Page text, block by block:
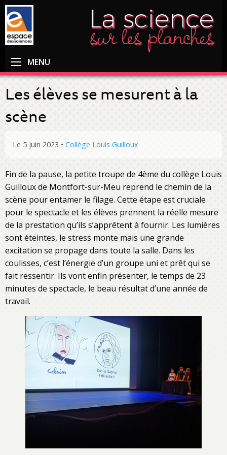
MENU
Les élèves se mesurent à la
scène
Le 5 juin 2023 • Collège Louis Guilloux
Fin de la pause, la petite troupe de 4ème du collège Louis
Guilloux de Montfort-sur-Meu reprend le chemin de la
scène pour entamer le filage. Cette étape est cruciale
pour le spectacle et les élèves prennent la réelle mesure
de la prestation qu’ils s’apprêtent à fournir. Les lumières
sont éteintes, le stress monte mais une grande
excitation se propage dans toute la salle. Dans les
coulisses, c’est l’énergie d’un groupe uni et prêt qui se
fait ressentir. Ils vont enfin présenter, le temps de 23
minutes de spectacle, le beau résultat d’une année de
travail.